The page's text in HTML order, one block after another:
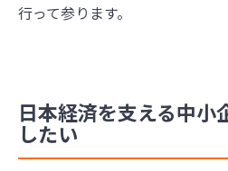
行って参ります。
日本経済を支える中小
したい